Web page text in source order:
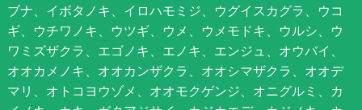
ブナ、イボタノキ、イロハモミジ、ウグイスカグラ、ウコ
ギ、ウチワノキ、ウツギ、ウメ、ウメモドキ、ウルシ、ウ
ワミズザクラ、エゴノキ、エノキ、エンジュ、オウバイ、
オオカメノキ、オオカンザクラ、オオシマザクラ、オオデ
マリ、オトコヨウゾメ、オオモクゲンジ、オニグルミ、カ